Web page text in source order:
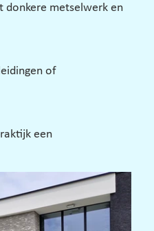
metselwerk en
of
een